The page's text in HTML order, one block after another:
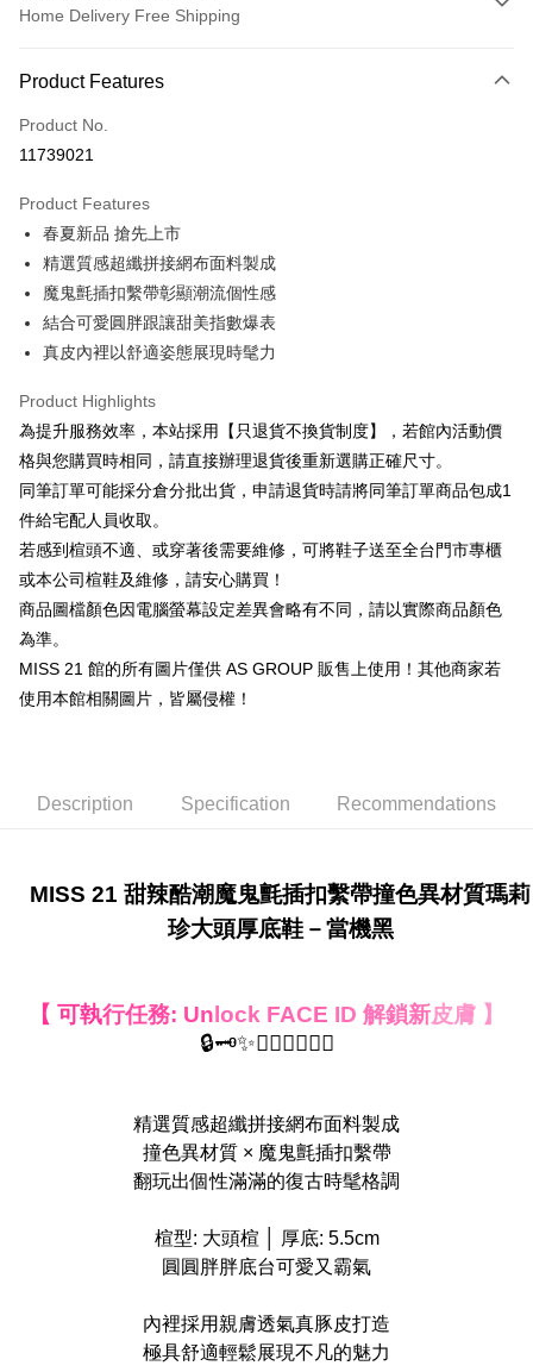
Home Delivery Free Shipping
Credit Card (Full Payment)
Credit Card Installments
Taiwan Cooperative Bank
Hua Nan Commercial Bank
The Shanghai Commercial &
Savings Bank
Cathay United Bank
Taiwan Business Bank
Union Bank of Taiwan
Yuanta Commercial Bank
Bank SinoPac
E.SUN Commercial Bank
DBS Bank
Taishin International Bank
CTBC Bank
Taiwan Rakuten Card, Inc.
0% for 6 months
Taiwan Cooperative Bank
Hua Nan Commercial Bank
The Shanghai Commercial &
Savings Bank
Cathay United Bank
Taiwan Business Bank
HSBC Bank (Taiwan) Limited
Hwatai Bank
Far Eastern International Bank
Yuanta Commercial Bank
Bank SinoPac
E.SUN Commercial Bank
DBS Bank
Taishin International Bank
Taiwan Rakuten Card, Inc.
0% for 12 months
Hua Nan Commercial Bank
The Shanghai Commercial &
Savings Bank
Taiwan Business Bank
Taichung Commercial Bank
HSBC Bank (Taiwan) Limited
Hwatai Bank
Union Bank of Taiwan
Far Eastern International Bank
Bank SinoPac
E.SUN Commercial Bank
Taishin International Bank
CTBC Bank
Taiwan Rakuten Card, Inc.
LINE Pay
Apple Pay
Easy Wallet
Google Pay
Shipping Method
宅配
Free shipping
離島宅配
NT$280/order
Product Features
Product No.
11739021
Product Features
春夏新品 搶先上市
精選質感超纖拼接網布面料製成
魔鬼氈插扣繫帶彰顯潮流個性感
結合可愛圓胖跟讓甜美指數爆表
真皮內裡以舒適姿態展現時髦力
Product Highlights
為提升服務效率，本站採用【只退貨不換貨制度】，若館內活動價
格與您購買時相同，請直接辦理退貨後重新選購正確尺寸。
同筆訂單可能採分倉分批出貨，申請退貨時請將同筆訂單商品包成1
件給宅配人員收取。
若感到楦頭不適、或穿著後需要維修，可將鞋子送至全台門市專櫃
或本公司楦鞋及維修，請安心購買！
商品圖檔顏色因電腦螢幕設定差異會略有不同，請以實際商品顏色
為準。
MISS 21 館的所有圖片僅供 AS GROUP 販售上使用！其他商家若
使用本館相關圖片，皆屬侵權！
Description Specification Recommendations
MISS 21 甜辣酷潮魔鬼氈插扣繫帶撞色異材質瑪莉
珍大頭厚底鞋－當機黑
【 可執行任務: Unlock FACE ID 解鎖新皮膚 】
🔒🗝️✨🤦‍♀️🙋‍♀️🤷‍♀️
精選質感超纖拼接網布面料製成
撞色異材質 × 魔鬼氈插扣繫帶
翻玩出個性滿滿的復古時髦格調
楦型: 大頭楦 │ 厚底: 5.5cm
圓圓胖胖底台可愛又霸氣
內裡採用親膚透氣真豚皮打造
極具舒適輕鬆展現不凡的魅力